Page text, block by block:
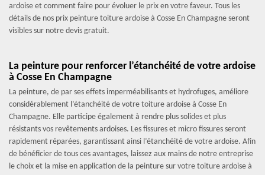
ardoise et comment faire pour évoluer le prix en votre faveur. Tous les
détails de nos prix peinture toiture ardoise à Cosse En Champagne seront
visibles sur notre devis gratuit.
La peinture pour renforcer l’étanchéité de votre ardoise
à Cosse En Champagne
La peinture, de par ses effets imperméabilisants et hydrofuges, améliore
considérablement l’étanchéité de votre toiture ardoise à Cosse En
Champagne. Elle participe également à rendre plus solides et plus
résistants vos revêtements ardoises. Les fissures et micro fissures seront
rapidement réparées, garantissant ainsi l’étanchéité de votre ardoise. Afin
de bénéficier de tous ces avantages, laissez aux mains de notre entreprise
le choix et la mise en application de la peinture sur votre toiture ardoise à